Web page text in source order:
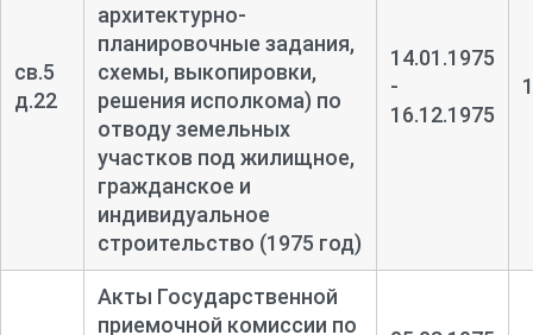
св.5
д.22
архитектурно-
планировочные задания,
схемы, выкопировки,
решения исполкома) по
отводу земельных
участков под жилищное,
гражданское и
индивидуальное
строительство (1975 год)
14.01.1975
-
16.12.1975
Акты Государственной
приемочной комиссии по